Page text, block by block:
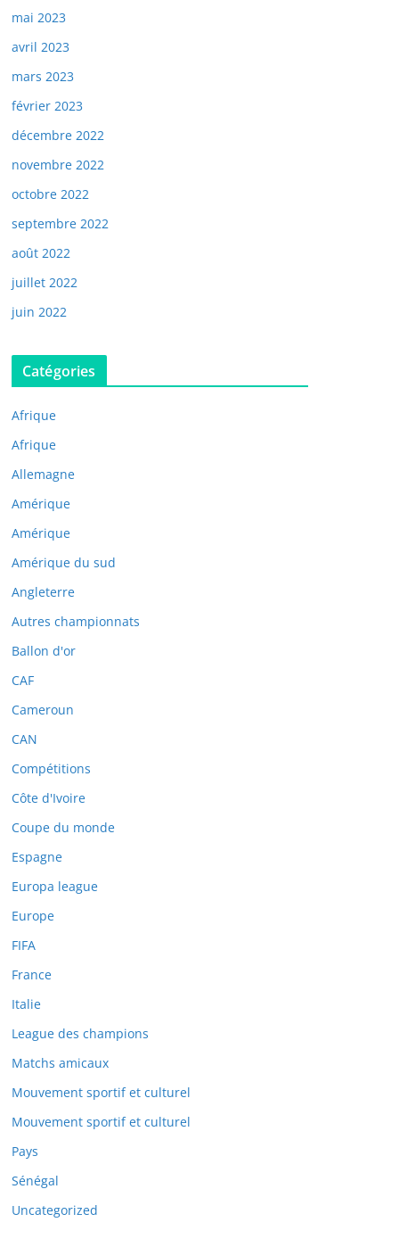
mai 2023
avril 2023
mars 2023
février 2023
décembre 2022
novembre 2022
octobre 2022
septembre 2022
août 2022
juillet 2022
juin 2022
Catégories
Afrique
Afrique
Allemagne
Amérique
Amérique
Amérique du sud
Angleterre
Autres championnats
Ballon d'or
CAF
Cameroun
CAN
Compétitions
Côte d'Ivoire
Coupe du monde
Espagne
Europa league
Europe
FIFA
France
Italie
League des champions
Matchs amicaux
Mouvement sportif et culturel
Mouvement sportif et culturel
Pays
Sénégal
Uncategorized